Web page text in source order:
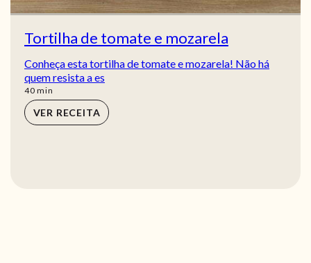
Tortilha de tomate e mozarela
Conheça esta tortilha de tomate e mozarela! Não há
quem resista a es
40min
min
VER RECEITA